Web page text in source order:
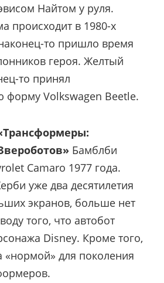
Найтом у руля.
происходит в 1980-х
то пришло время
героя. Желтый
то принял
форму Volkswagen Beetle.
Бамблби
Camaro 1977 года.
уже два десятилетия
экранов, больше нет
того, что автобот
Disney. Кроме того,
«нормой» для поколения